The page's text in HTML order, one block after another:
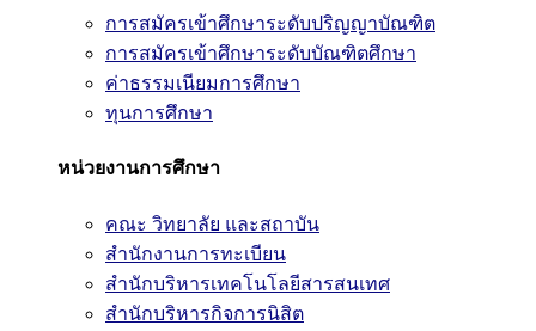
การสมัครเข้าศึกษาระดับปริญญาบัณฑิต
การสมัครเข้าศึกษาระดับบัณฑิตศึกษา
ค่าธรรมเนียมการศึกษา
ทุนการศึกษา
หน่วยงานการศึกษา
คณะ วิทยาลัย และสถาบัน
สำนักงานการทะเบียน
สำนักบริหารเทคโนโลยีสารสนเทศ
สำนักบริหารกิจการนิสิต